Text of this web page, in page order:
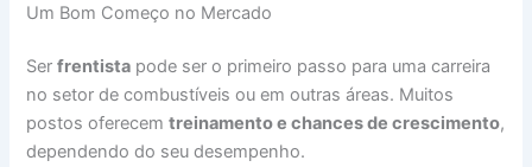
Um Bom Começo no Mercado
Serfrentista pode ser o primeiro passo para uma carreira
no setor de combustíveis ou em outras áreas. Muitos
postos oferecemtreinamento e chances de crescimento,
dependendo do seu desempenho.